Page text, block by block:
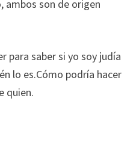
ambos son de origen
para saber si yo soy judía
lo es.Cómo podría hacer
quien.